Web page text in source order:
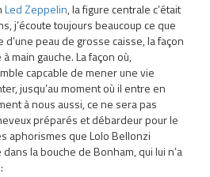
Led Zeppelin, la figure centrale c’était
j’écoute toujours beaucoup ce que
peau de grosse caisse, la façon
main gauche. La façon où,
capcable de mener une vie
jusqu’au moment où il entre en
à nous aussi, ce ne sera pas
préparés et débardeur pour le
aphorismes que Lolo Bellonzi
la bouche de Bonham, qui lui n’a